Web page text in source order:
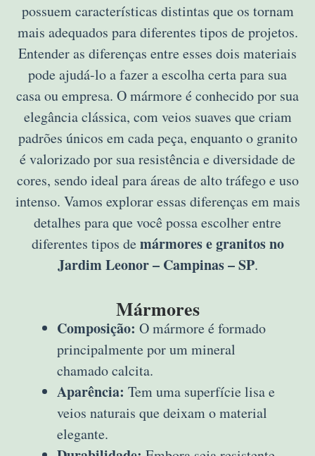
possuem características distintas que os tornam
mais adequados para diferentes tipos de projetos.
Entender as diferenças entre esses dois materiais
pode ajudá-lo a fazer a escolha certa para sua
casa ou empresa. O mármore é conhecido por sua
elegância clássica, com veios suaves que criam
padrões únicos em cada peça, enquanto o granito
é valorizado por sua resistência e diversidade de
cores, sendo ideal para áreas de alto tráfego e uso
intenso. Vamos explorar essas diferenças em mais
detalhes para que você possa escolher entre
diferentes tipos de mármores e granitos no
Jardim Leonor – Campinas – SP.
Mármores
Composição: O mármore é formado
principalmente por um mineral
chamado calcita.
Aparência: Tem uma superfície lisa e
veios naturais que deixam o material
elegante.